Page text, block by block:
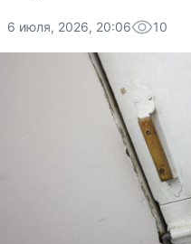
6 июля, 2026, 20:06 10